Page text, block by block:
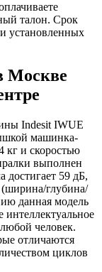
талон. Срок
установленных
Москве
Indesit IWUE
машинка-
кг и скоростью
выполнен
достигает 59 дБ,
глубина/
данная модель
интеллектуальное
человек.
отличаются
циклов